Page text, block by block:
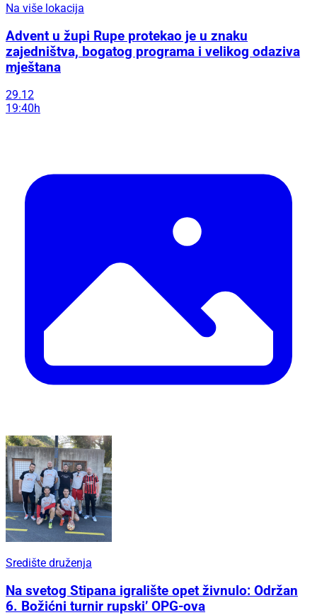
Na više lokacija
Advent u župi Rupe protekao je u znaku
zajedništva, bogatog programa i velikog odaziva
mještana
29.12
19:40h
Središte druženja
Na svetog Stipana igralište opet živnulo: Održan
6. Božićni turnir rupski’ OPG-ova